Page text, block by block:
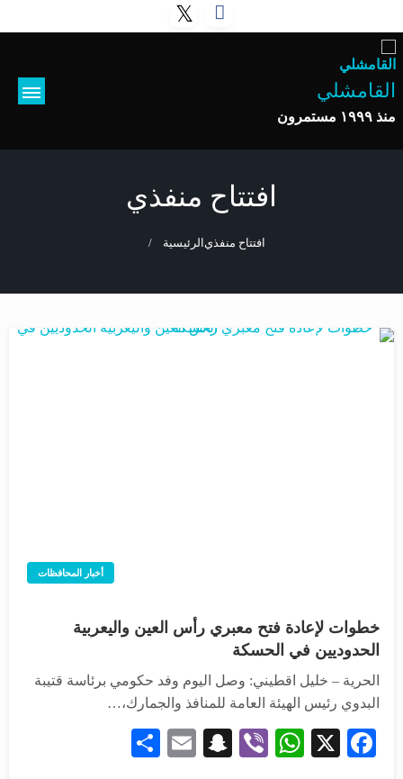
إلى
المحتوى
القامشلي
منذ ١٩٩٩ مستمرون
افتتاح منفذي
الرئيسية افتتاح منفذي
أخبار المحافظات
خطوات لإعادة فتح معبري رأس العين واليعربية
الحدوديين في الحسكة
الحرية – خليل اقطيني: وصل اليوم وفد حكومي برئاسة قتيبة
البدوي رئيس الهيئة العامة للمنافذ والجمارك،…
Facebook
X
WhatsApp
Viber
Snapchat
Email